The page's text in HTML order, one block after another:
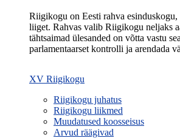
Riigikogu on Eesti rahva
liiget. Rahvas valib Riigikogu neljaks
tähtsaimad ülesanded on võtta vastu
parlamentaarset kontrolli ja arendada
XV Riigikogu
Riigikogu juhatus
Riigikogu liikmed
Muudatused koosseisus
Arvud räägivad